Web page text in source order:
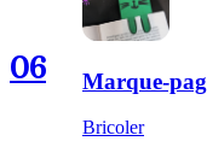
06 Marque-
Bricoler